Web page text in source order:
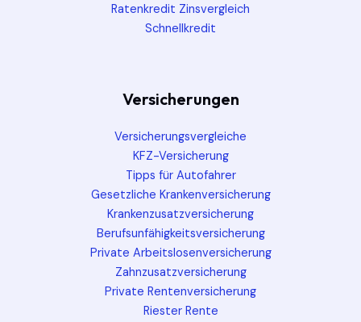
Ratenkredit Zinsvergleich
Schnellkredit
Versicherungen
Versicherungsvergleiche
KFZ-Versicherung
Tipps für Autofahrer
Gesetzliche Krankenversicherung
Krankenzusatzversicherung
Berufsunfähigkeitsversicherung
Private Arbeitslosenversicherung
Zahnzusatzversicherung
Private Rentenversicherung
Riester Rente